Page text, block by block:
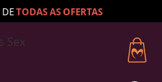
DETODAS ASOFERTAS